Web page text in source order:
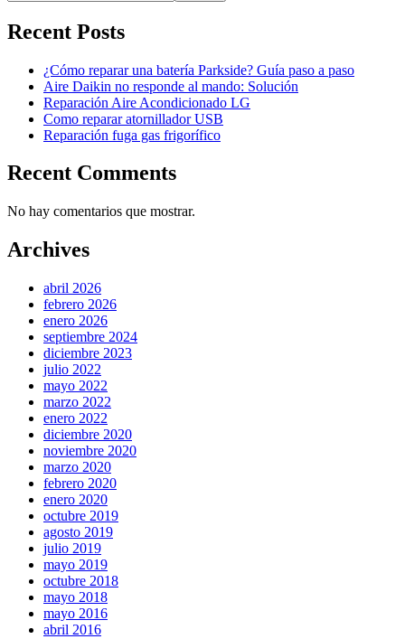
Recent Posts
¿Cómo reparar una batería Parkside? Guía paso a paso
Aire Daikin no responde al mando: Solución
Reparación Aire Acondicionado LG
Como reparar atornillador USB
Reparación fuga gas frigorífico
Recent Comments
No hay comentarios que mostrar.
Archives
abril 2026
febrero 2026
enero 2026
septiembre 2024
diciembre 2023
julio 2022
mayo 2022
marzo 2022
enero 2022
diciembre 2020
noviembre 2020
marzo 2020
febrero 2020
enero 2020
octubre 2019
agosto 2019
julio 2019
mayo 2019
octubre 2018
mayo 2018
mayo 2016
abril 2016